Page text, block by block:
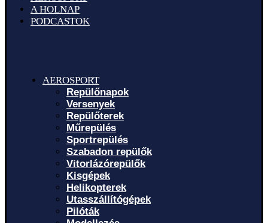
A HOLNAP
PODCASTOK
AEROSPORT
Repülőnapok
Versenyek
Repülőterek
Műrepülés
Sportrepülés
Szabadon repülők
Vitorlázórepülők
Kisgépek
Helikopterek
Utasszállítógépek
Pilóták